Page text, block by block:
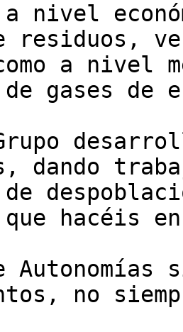
nivel
residuos,
a nivel
de gases
dando
de
hacéis
no